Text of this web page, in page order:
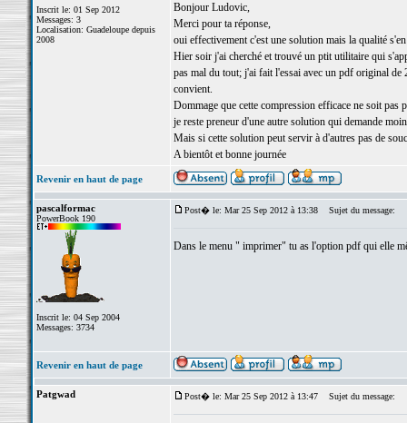
Inscrit le: 01 Sep 2012
Messages: 3
Localisation: Guadeloupe depuis
2008
Bonjour Ludovic,
Merci pour ta réponse,
oui effectivement c'est une solution mais la qualité
Hier soir j'ai cherché et trouvé un ptit utilitaire qui
pas mal du tout; j'ai fait l'essai avec un pdf original
convient.
Dommage que cette compression efficace ne soit
je reste preneur d'une autre solution qui demande
Mais si cette solution peut servir à d'autres pas de
A bientôt et bonne journée
Revenir en haut de page
pascalformac
PowerBook 190
Inscrit le: 04 Sep 2004
Messages: 3734
Post� le: Mar 25 Sep 2012 à 13:38 Sujet du message:
Dans le menu " imprimer" tu as l'option pdf qui elle
Revenir en haut de page
Patgwad Post� le: Mar 25 Sep 2012 à 13:47 Sujet du message: